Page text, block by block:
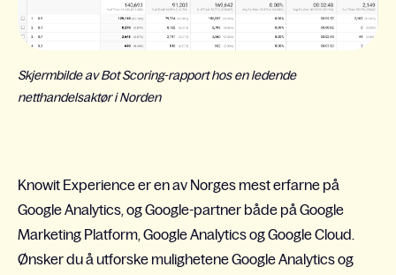
Skjermbilde av Bot Scoring-rapport hos en ledende
netthandelsaktør i Norden
Knowit Experience er en av Norges mest erfarne på
Google Analytics, og Google-partner både på Google
Marketing Platform, Google Analytics og Google Cloud.
Ønsker du å utforske mulighetene Google Analytics og